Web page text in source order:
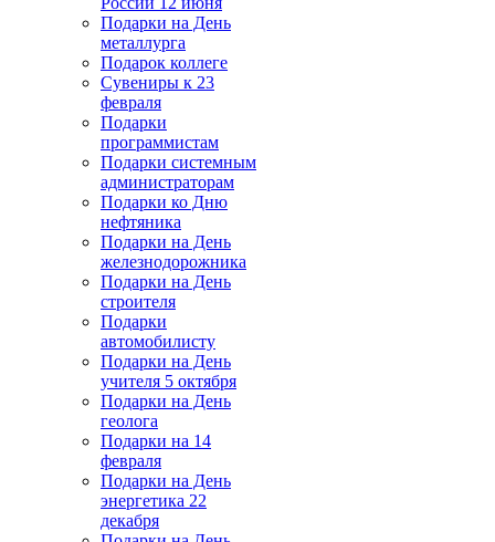
Подарки на День
металлурга
Подарок коллеге
Сувениры к 23
февраля
Подарки
программистам
Подарки системным
администраторам
Подарки ко Дню
нефтяника
Подарки на День
железнодорожника
Подарки на День
строителя
Подарки
автомобилисту
Подарки на День
учителя 5 октября
Подарки на День
геолога
Подарки на 14
февраля
Подарки на День
энергетика 22
декабря